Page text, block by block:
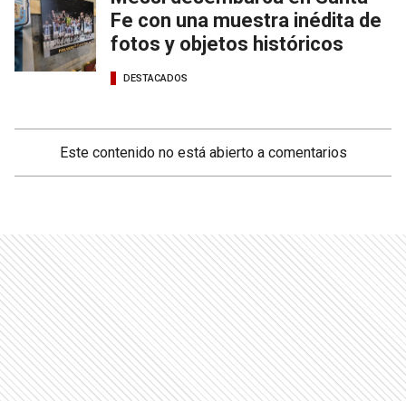
Fe con una muestra inédita de
fotos y objetos históricos
DESTACADOS
Este contenido no está abierto a comentarios